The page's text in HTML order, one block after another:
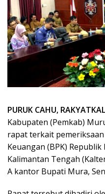
PURUK CAHU,
Kabupaten (Pemkab)
rapat terkait
Keuangan (BPK)
Kalimantan Tengah
A kantor Bupati Mura,